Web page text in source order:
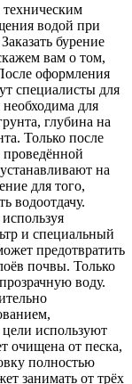
водой при
бурение
вам о том,
оформления
специалисты для
для
глубина на
Только после
проведённой
на
для того,
водоотдачу.
и специальный
предотвратить
почвы. Только
воду.
используют
очищена от песка,
полностью
занимать от трёх